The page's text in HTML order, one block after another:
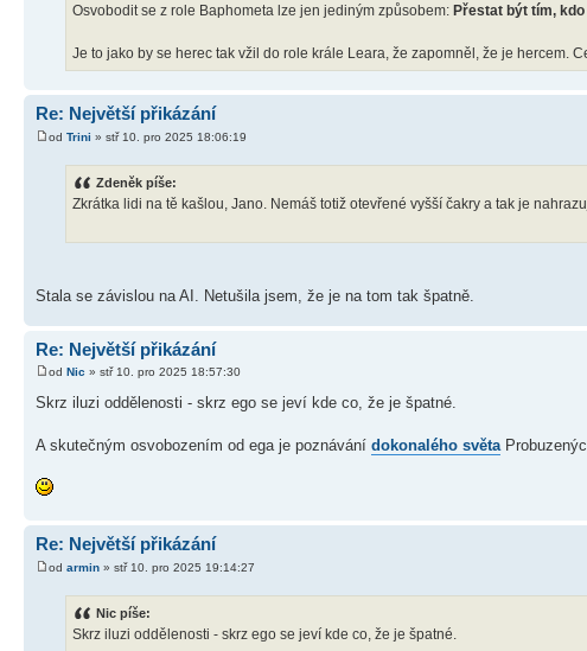
Osvobodit se z role Baphometa lze jen jediným způsobem: Přestat být tím,
Je to jako by se herec tak vžil do role krále Leara, že zapomněl, že je hercem.
Re: Největší přikázání
od Trini » stř 10. pro 2025 18:06:19
Zdeněk píše:
Zkrátka lidi na tě kašlou, Jano. Nemáš totiž otevřené vyšší čakry a tak je
Stala se závislou na AI. Netušila jsem, že je na tom tak špatně.
Re: Největší přikázání
od Nic » stř 10. pro 2025 18:57:30
Skrz iluzi oddělenosti - skrz ego se jeví kde co, že je špatné.
A skutečným osvobozením od ega je poznávání dokonalého světa
Re: Největší přikázání
od armin » stř 10. pro 2025 19:14:27
Nic píše:
Skrz iluzi oddělenosti - skrz ego se jeví kde co, že je špatné.